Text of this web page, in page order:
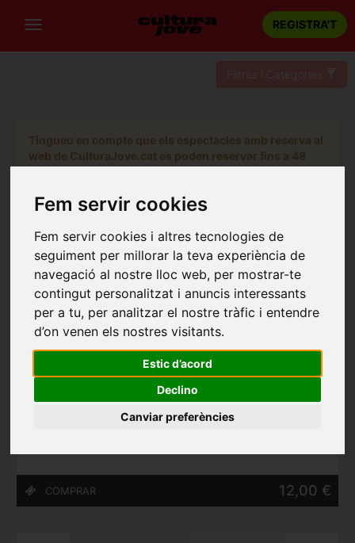
Fem servir cookies
Fem servir cookies i altres tecnologies de
seguiment per millorar la teva experiència de
navegació al nostre lloc web, per mostrar-te
contingut personalitzat i anuncis interessants
per a tu, per analitzar el nostre tràfic i entendre
d’on venen els nostres visitants.
Estic d’acord
Declino
Canviar preferències
REGISTRA'T
Tingueu en compte que els espectacles amb reserva al
web de CulturaJove.cat es poden reservar fins a 48
gardiZERO de Gardi Hutter - Festival Int. De Pallassos
Memorial...
L'Auditori de Cornellà (Cornellà de Llobregat)
12,00 €